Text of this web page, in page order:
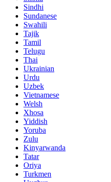
Sindhi
Sundanese
Swahili
Tajik
Tamil
Telugu
Thai
Ukrainian
Urdu
Uzbek
Vietnamese
Welsh
Xhosa
Yiddish
Yoruba
Zulu
Kinyarwanda
Tatar
Oriya
Turkmen